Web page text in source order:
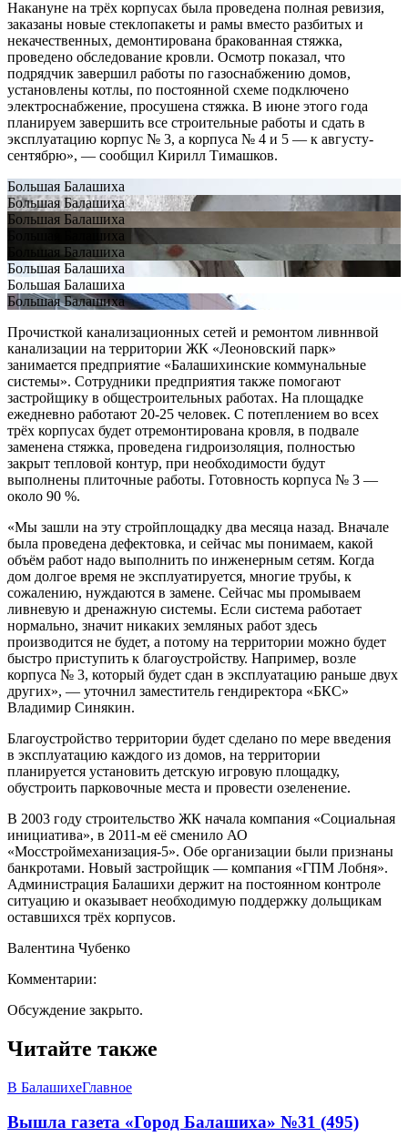
Накануне на трёх корпусах была проведена полная ревизия,
заказаны новые стеклопакеты и рамы вместо разбитых и
некачественных, демонтирована бракованная стяжка,
проведено обследование кровли. Осмотр показал, что
подрядчик завершил работы по газоснабжению домов,
установлены котлы, по постоянной схеме подключено
электроснабжение, просушена стяжка. В июне этого года
планируем завершить все строительные работы и сдать в
эксплуатацию корпус № 3, а корпуса № 4 и 5 — к августу-
сентябрю», — сообщил Кирилл Тимашков.
Большая Балашиха
Большая Балашиха
Большая Балашиха
Большая Балашиха
Большая Балашиха
Большая Балашиха
Большая Балашиха
Большая Балашиха
Прочисткой канализационных сетей и ремонтом ливннвой
канализации на территории ЖК «Леоновский парк»
занимается предприятие «Балашихинские коммунальные
системы». Сотрудники предприятия также помогают
застройщику в общестроительных работах. На площадке
ежедневно работают 20-25 человек. С потеплением во всех
трёх корпусах будет отремонтирована кровля, в подвале
заменена стяжка, проведена гидроизоляция, полностью
закрыт тепловой контур, при необходимости будут
выполнены плиточные работы. Готовность корпуса № 3 —
около 90 %.
«Мы зашли на эту стройплощадку два месяца назад. Вначале
была проведена дефектовка, и сейчас мы понимаем, какой
объём работ надо выполнить по инженерным сетям. Когда
дом долгое время не эксплуатируется, многие трубы, к
сожалению, нуждаются в замене. Сейчас мы промываем
ливневую и дренажную системы. Если система работает
нормально, значит никаких земляных работ здесь
производится не будет, а потому на территории можно будет
быстро приступить к благоустройству. Например, возле
корпуса № 3, который будет сдан в эксплуатацию раньше двух
других», — уточнил заместитель гендиректора «БКС»
Владимир Синякин.
Благоустройство территории будет сделано по мере введения
в эксплуатацию каждого из домов, на территории
планируется установить детскую игровую площадку,
обустроить парковочные места и провести озеленение.
В 2003 году строительство ЖК начала компания «Социальная
инициатива», в 2011-м её сменило АО
«Мосстроймеханизация-5». Обе организации были признаны
банкротами. Новый застройщик — компания «ГПМ Лобня».
Администрация Балашихи держит на постоянном контроле
ситуацию и оказывает необходимую поддержку дольщикам
оставшихся трёх корпусов.
Валентина Чубенко
Комментарии:
Обсуждение закрыто.
Читайте также
В БалашихеГлавное
Вышла газета «Город Балашиха» №31 (495)